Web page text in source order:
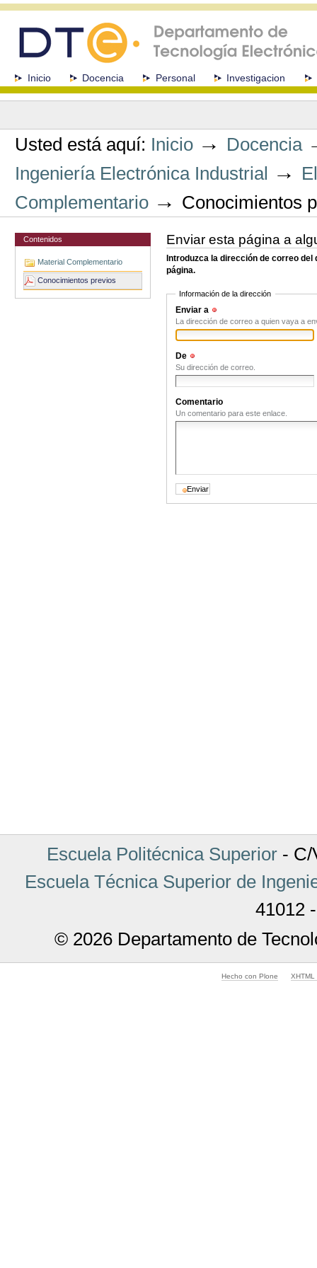
navegación
SeccionesInicio Docencia Personal Investigacion
Herramientas
Usted está aquí: Inicio → Docencia
Ingeniería Electrónica Industrial →
Complementario → Conocimientos
Contenidos
Material Complementario
Conocimientos previos
Enviar esta página a
Introduzca la dirección de correo
página.
Información de la dirección
Enviar a
La dirección de correo a quien vaya a
De
Su dirección de correo.
Comentario
Un comentario para este enlace.
Escuela Politécnica Superior- C/
Escuela Técnica Superior de
41012
© 2026 Departamento de
Hecho con Plone XHTML